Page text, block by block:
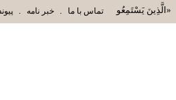
«الَّذِينَ يَسْتَمِعُونَ الْقَوْلَ فَيَتَّبِعُونَ أَحْسَنَهُ أُوْلَئِكَ
تماس با ما . خبر نامه .